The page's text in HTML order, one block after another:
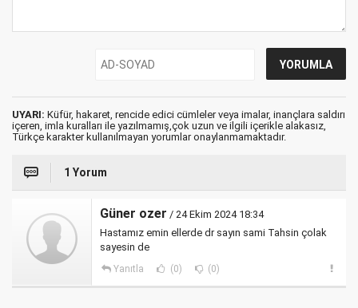
UYARI: Küfür, hakaret, rencide edici cümleler veya imalar, inançlara saldırı
içeren, imla kuralları ile yazılmamış,çok uzun ve ilgili içerikle alakasız,
Türkçe karakter kullanılmayan yorumlar onaylanmamaktadır.
1 Yorum
Güner ozer / 24 Ekim 2024 18:34
Hastamız emin ellerde dr sayın sami Tahsin çolak
sayesin de
Yanıtla (0) (0)